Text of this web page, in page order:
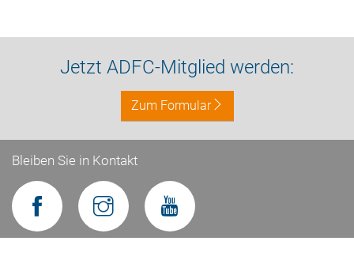
Jetzt ADFC-Mitglied werden:
Zum Formular
Bleiben Sie in Kontakt